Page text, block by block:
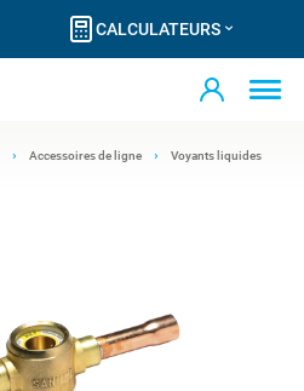
CALCULATEURS
Accessoires de ligne Voyants liquides